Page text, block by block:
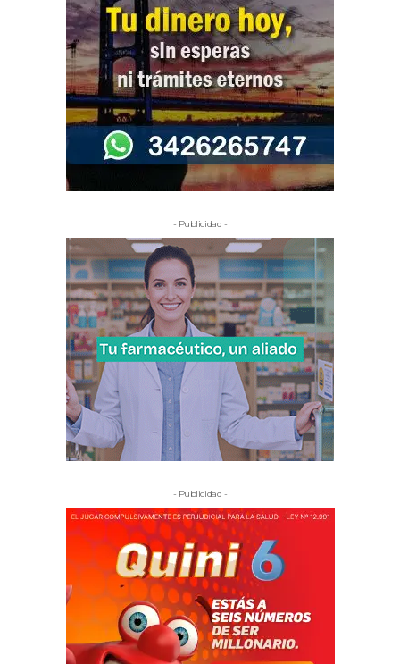
- Publicidad -
- Publicidad -